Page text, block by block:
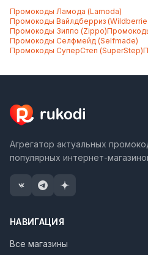
Промокоды Ламода (Lamoda)
Промокоды Вайлдберриз
Промокоды Зиппо (Zippo)
Промокоды Селфмейд (Selfmade)
Промокоды СуперСтеп (SuperStep)
Агрегатор актуальных
популярных интернет-
НАВИГАЦИЯ
Все магазины